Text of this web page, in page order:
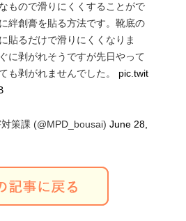
もので滑りにくくすることがで
絆創膏を貼る方法です。靴底の
貼るだけで滑りにくくなりま
に剥がれそうですが先日やって
も剥がれませんでした。 pic.twit
策課 (@MPD_bousai)June 28,